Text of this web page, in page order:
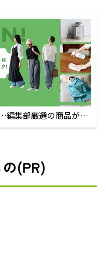
編集部厳選の商品が買
(PR)